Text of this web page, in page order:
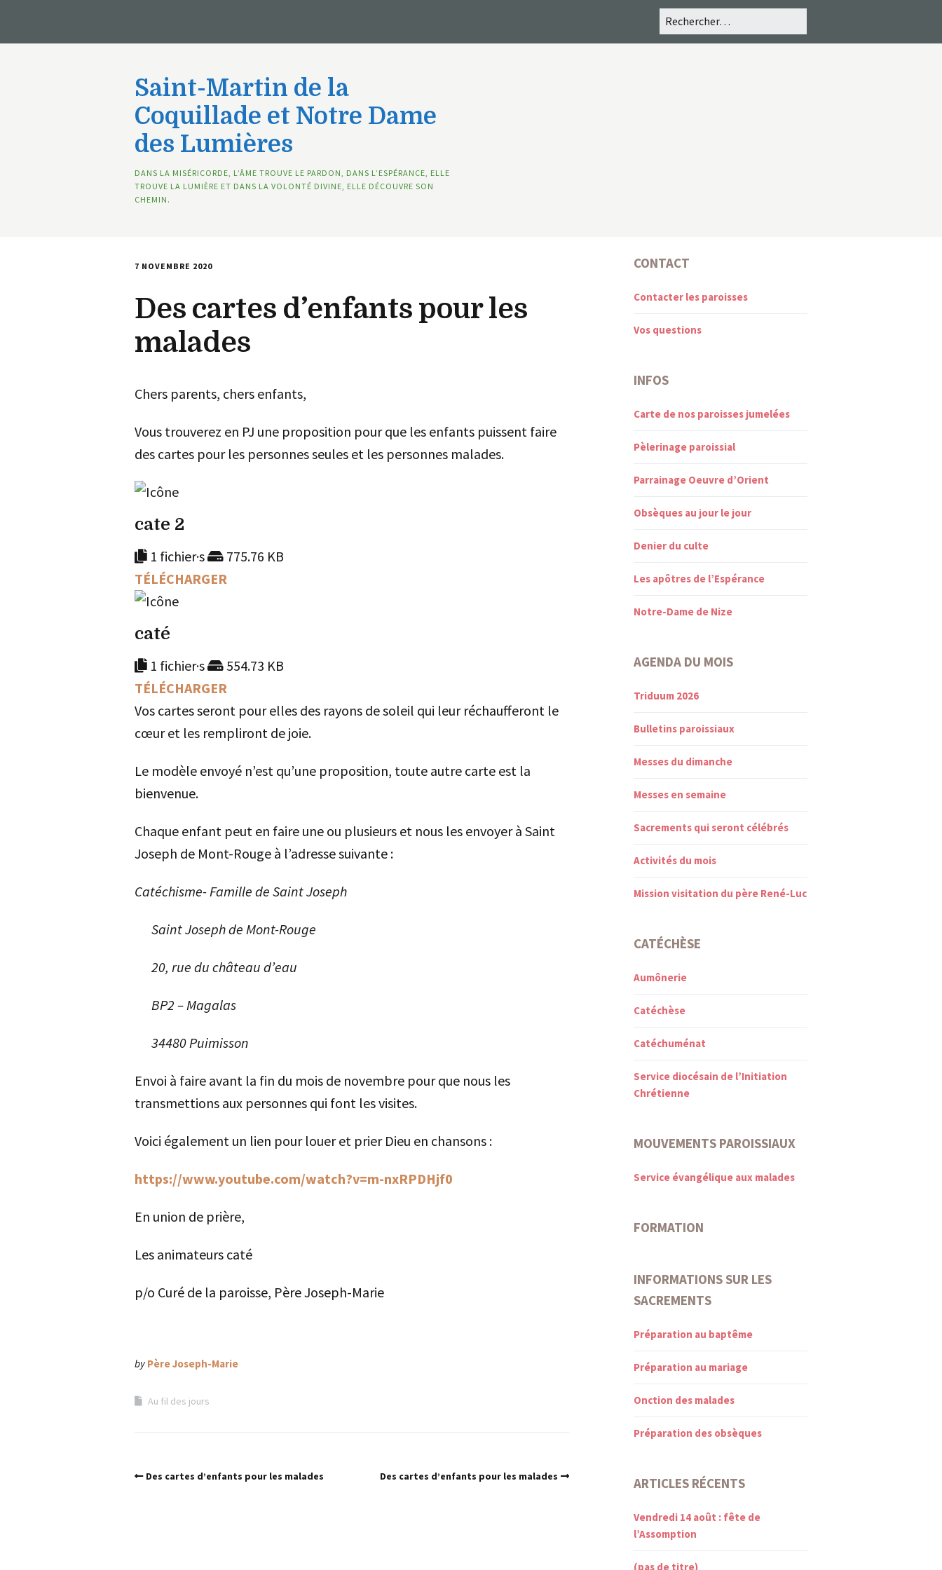
Saint-Martin de la
Coquillade et Notre Dame
des Lumières
DANS LA MISÉRICORDE, L’ÂME TROUVE LE PARDON, DANS L’ESPÉRANCE, ELLE
TROUVE LA LUMIÈRE ET DANS LA VOLONTÉ DIVINE, ELLE DÉCOUVRE SON
CHEMIN.
7 NOVEMBRE 2020
Des cartes d’enfants pour les
malades
Chers parents, chers enfants,
Vous trouverez en PJ une proposition pour que les enfants puissent faire
des cartes pour les personnes seules et les personnes malades.
cate 2
1 fichier·s
775.76 KB
TÉLÉCHARGER
caté
1 fichier·s
554.73 KB
TÉLÉCHARGER
Vos cartes seront pour elles des rayons de soleil qui leur réchaufferont le
cœur et les rempliront de joie.
Le modèle envoyé n’est qu’une proposition, toute autre carte est la
bienvenue.
Chaque enfant peut en faire une ou plusieurs et nous les envoyer à Saint
Joseph de Mont-Rouge à l’adresse suivante :
Catéchisme- Famille de Saint Joseph
Saint Joseph de Mont-Rouge
20, rue du château d’eau
BP2 – Magalas
34480 Puimisson
Envoi à faire avant la fin du mois de novembre pour que nous les
transmettions aux personnes qui font les visites.
Voici également un lien pour louer et prier Dieu en chansons :
https://www.youtube.com/watch?v=m-nxRPDHjf0
En union de prière,
Les animateurs caté
p/o Curé de la paroisse, Père Joseph-Marie
by Père Joseph-Marie
Au fil des jours
Des cartes d’enfants pour les malades Des cartes d’enfants pour les malades
CONTACT
Contacter les paroisses
Vos questions
INFOS
Carte de nos paroisses jumelées
Pèlerinage paroissial
Parrainage Oeuvre d’Orient
Obsèques au jour le jour
Denier du culte
Les apôtres de l’Espérance
Notre-Dame de Nize
AGENDA DU MOIS
Triduum 2026
Bulletins paroissiaux
Messes du dimanche
Messes en semaine
Sacrements qui seront célébrés
Activités du mois
Mission visitation du père René-Luc
CATÉCHÈSE
Aumônerie
Catéchèse
Catéchuménat
Service diocésain de l’Initiation
Chrétienne
MOUVEMENTS PAROISSIAUX
Service évangélique aux malades
FORMATION
INFORMATIONS SUR LES
SACREMENTS
Préparation au baptême
Préparation au mariage
Onction des malades
Préparation des obsèques
ARTICLES RÉCENTS
Vendredi 14 août : fête de
l’Assomption
(pas de titre)